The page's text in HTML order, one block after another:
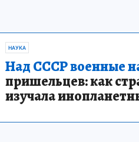
НАУКА
Над СССР военные
пришельцев: как
изучала